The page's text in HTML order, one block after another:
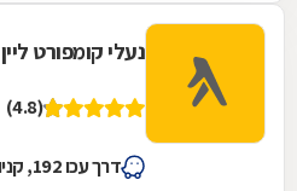
נעלי קומפורט ליין
(4.8)
דרך עכו 192, קניון הקריון קרית ביאליק